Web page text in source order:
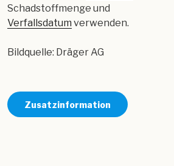
Schadstoffmenge und
Verfallsdatum verwenden.
Bildquelle: Dräger AG
Zusatzinformation